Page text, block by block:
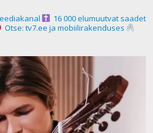
16 000 elumuutvat saadet
Otse: tv7.ee ja mobiilirakenduses